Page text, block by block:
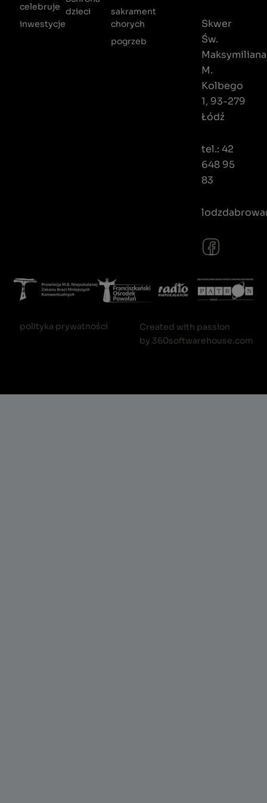
Skwer
Św.
Maksymiliana
M.
Kolbego
1, 93-279
Łódź
tel.: 42
648 95
83
celebruje
inwestycje
dzieci
sakrament
chorych
pogrzeb
polityka prywatności
Created with passion
by 360softwarehouse.com